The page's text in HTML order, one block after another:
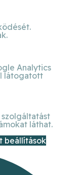
Analytics
látogatott
láthat.
beállítások